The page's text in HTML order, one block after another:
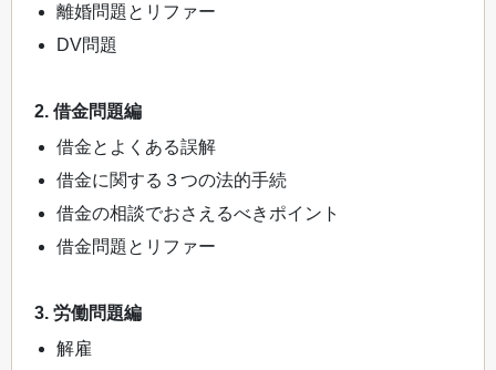
離婚問題とリファー
DV問題
2. 借金問題編
借金とよくある誤解
借金に関する３つの法的手続
借金の相談でおさえるべきポイント
借金問題とリファー
3. 労働問題編
解雇